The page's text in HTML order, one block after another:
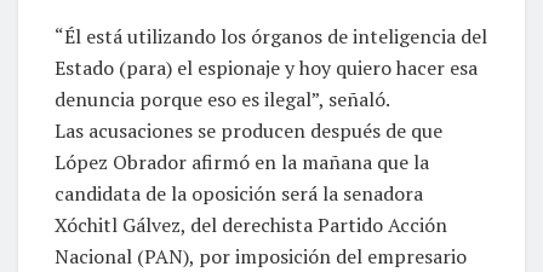
“Él está utilizando los órganos de inteligencia del
Estado (para) el espionaje y hoy quiero hacer esa
denuncia porque eso es ilegal”, señaló.
Las acusaciones se producen después de que
López Obrador afirmó en la mañana que la
candidata de la oposición será la senadora
Xóchitl Gálvez, del derechista Partido Acción
Nacional (PAN), por imposición del empresario